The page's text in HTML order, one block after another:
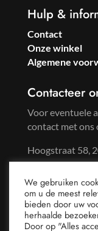
Hulp &
Contact
Onze winkel
Algemene
Contacteer
Voor eventuele
contact met ons
Hoogstraat 58,
Gsm: +32 486
We gebruiken
om u de meest
bieden door uw
herhaalde
Door op "Alles